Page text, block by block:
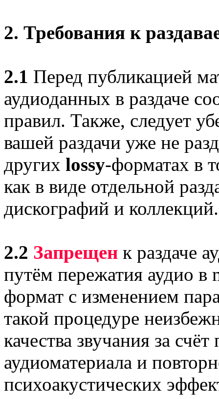
2. Требования к
2.1 Перед публикацией
аудиоданных в раздаче
правил. Также, следует
вашей раздачи уже не
других lossy-форматах в
как в виде отдельной
дискографий и коллекций.
2.2 Запрещен к раздаче
путём пережатия аудио в
формат с изменением
такой процедуре
качества звучания за
аудиоматериала и
психоакустических